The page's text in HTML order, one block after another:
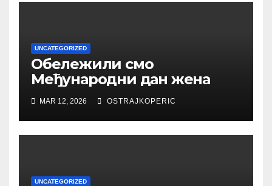
UNCATEGORIZED
Обележили смо
Међународни дан жена
MAR 12, 2026 OSTRAJKOPERIC
UNCATEGORIZED